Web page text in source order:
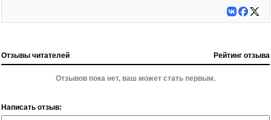
Отзывы читателей Рейтинг отзыва
Отзывов пока нет, ваш может стать первым.
Написать отзыв: